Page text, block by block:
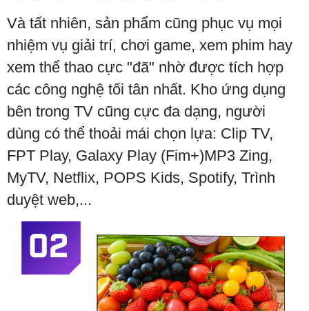
Và tất nhiên, sản phẩm cũng phục vụ mọi
nhiệm vụ giải trí, chơi game, xem phim hay
xem thể thao cực "đã" nhờ được tích hợp
các công nghệ tối tân nhất. Kho ứng dụng
bên trong TV cũng cực đa dạng, người
dùng có thể thoải mái chọn lựa: Clip TV,
FPT Play, Galaxy Play (Fim+)MP3 Zing,
MyTV, Netflix, POPS Kids, Spotify, Trình
duyệt web,...